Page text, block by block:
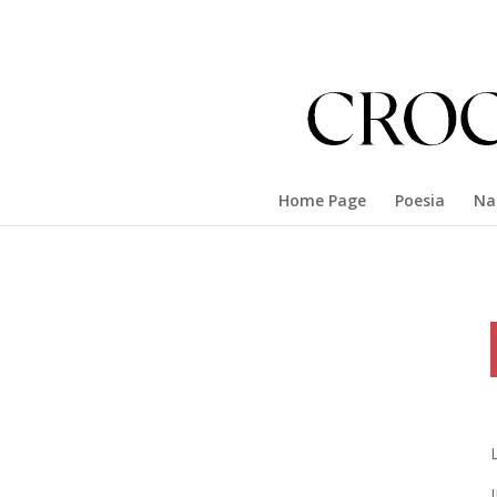
Home Page Poesia